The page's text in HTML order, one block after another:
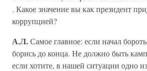
. Какое значение вы как президент
коррупцией?
А.Л.Самое главное: если начал
борись до конца. Не должно быть
если хотите, в нашей ситуации одно